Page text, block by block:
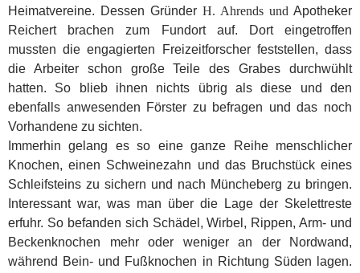
Heimatvereine. Dessen Gründer H. Ahrends und Apotheker
Reichert brachen zum Fundort auf. Dort eingetroffen
mussten die engagierten Freizeitforscher feststellen, dass
die Arbeiter schon große Teile des Grabes durchwühlt
hatten. So blieb ihnen nichts übrig als diese und den
ebenfalls anwesenden Förster zu befragen und das noch
Vorhandene zu sichten.
Immerhin gelang es so eine ganze Reihe menschlicher
Knochen, einen Schweinezahn und das Bruchstück eines
Schleifsteins zu sichern und nach Müncheberg zu bringen.
Interessant war, was man über die Lage der Skelettreste
erfuhr. So befanden sich Schädel, Wirbel, Rippen, Arm- und
Becken­knochen mehr oder weniger an der Nordwand,
während Bein- und Fußknochen in Richtung Süden lagen.